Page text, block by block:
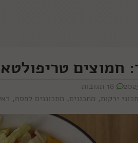
חמוצים
18 תגובות
ירקות, מתכונים, מתכוננים לפסח,